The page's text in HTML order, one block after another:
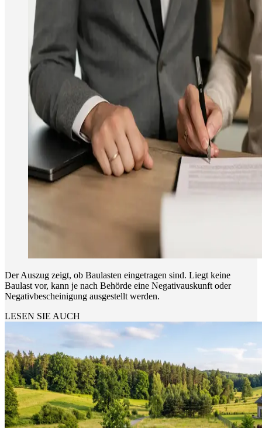
Der Auszug zeigt, ob Baulasten eingetragen sind. Liegt keine
Baulast vor, kann je nach Behörde eine Negativauskunft oder
Negativbescheinigung ausgestellt werden.
LESEN SIE AUCH